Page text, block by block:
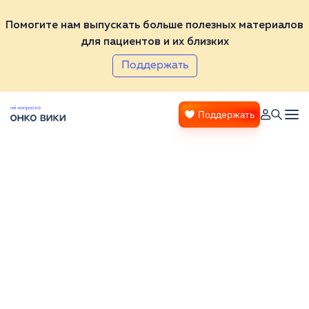
Помогите нам выпускать больше полезных материалов
для пациентов и их близких
Поддержать
Поддержать